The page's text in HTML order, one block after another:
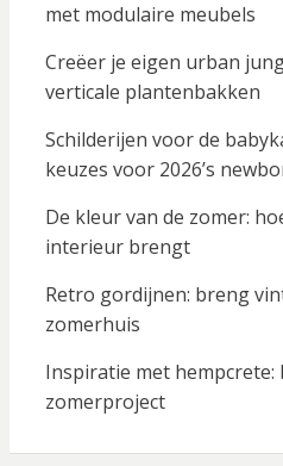
met modulaire meubels
Creëer je eigen urban
verticale plantenbakken
Schilderijen voor de
keuzes voor 2026’s
De kleur van de zomer:
interieur brengt
Retro gordijnen: breng
zomerhuis
Inspiratie met hempcrete:
zomerproject